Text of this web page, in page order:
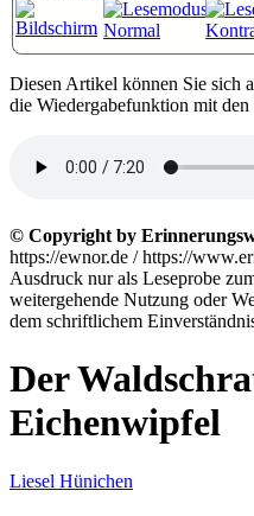
Diesen Artikel können Sie sich
die Wiedergabefunktion mit den
© Copyright by
https://ewnor.de / https://
Ausdruck nur als Leseprobe
weitergehende Nutzung oder
dem schriftlichem
Der
Eichenwipfel
Liesel Hünichen